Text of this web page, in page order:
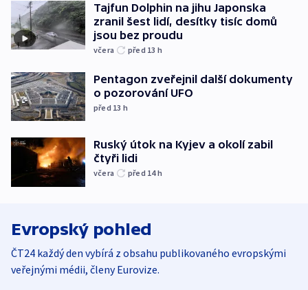
Tajfun Dolphin na jihu Japonska
zranil šest lidí, desítky tisíc domů
jsou bez proudu
včera před 13 h
Pentagon zveřejnil další dokumenty
o pozorování UFO
před 13 h
Ruský útok na Kyjev a okolí zabil
čtyři lidi
včera před 14h
Evropský pohled
ČT24 každý den vybírá z obsahu publikovaného evropskými
veřejnými médii, členy Eurovize.